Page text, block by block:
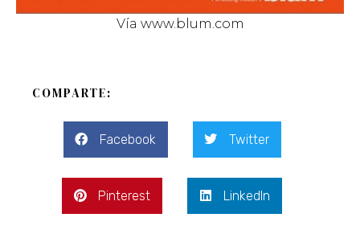
Vía www.blum.com
COMPARTE:
Facebook Twitter
Pinterest LinkedIn